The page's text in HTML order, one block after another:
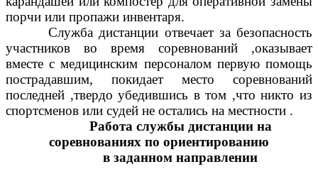
порчи или пропажи инвентаря.
Служба дистанции отвечает за безопасность
участников во время соревнований ,оказывает
вместе с медицинским персоналом первую помощь
пострадавшим, покидает место соревнований
последней ,твердо убедившись в том ,что никто из
спортсменов или судей не остались на местности .
Работа службы дистанции на
соревнованиях по ориентированию
в заданном направлении